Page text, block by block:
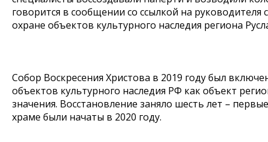
говорится в сообщении со ссылкой на руководителя
охране объектов культурного наследия региона
Собор Воскресения Христова в 2019 году был
объектов культурного наследия РФ как объект
значения. Восстановление заняло шесть лет –
храме были начаты в 2020 году.